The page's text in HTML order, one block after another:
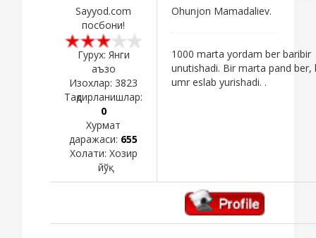
Sayyod.com
посбони!
Гурух: Янги
аъзо
Изохлар: 3823
Тақдирланишлар:
0
Хурмат
даражаси: 655
Холати: Хозир
йўқ
Ohunjon Mamadaliev.
1000 marta yordam ber baribir
unutishadi. Bir marta pand ber,
umr eslab yurishadi. .